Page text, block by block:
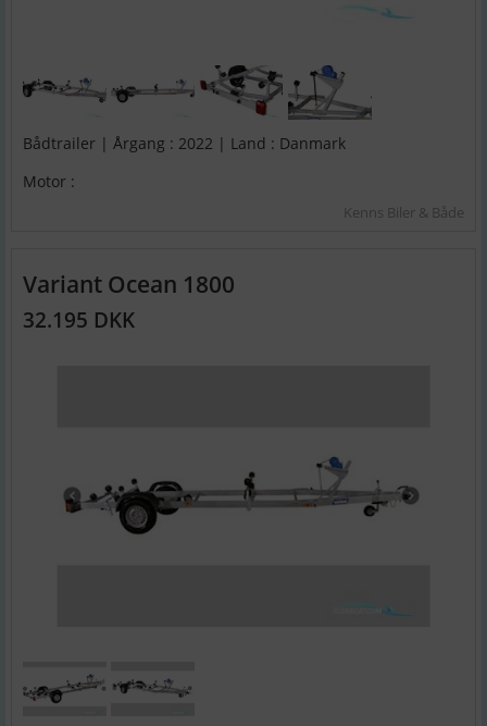
Bådtrailer | Årgang : 2022 | Land : Danmark
Motor :
Kenns Biler & Både
Variant Ocean 1800
32.195 DKK